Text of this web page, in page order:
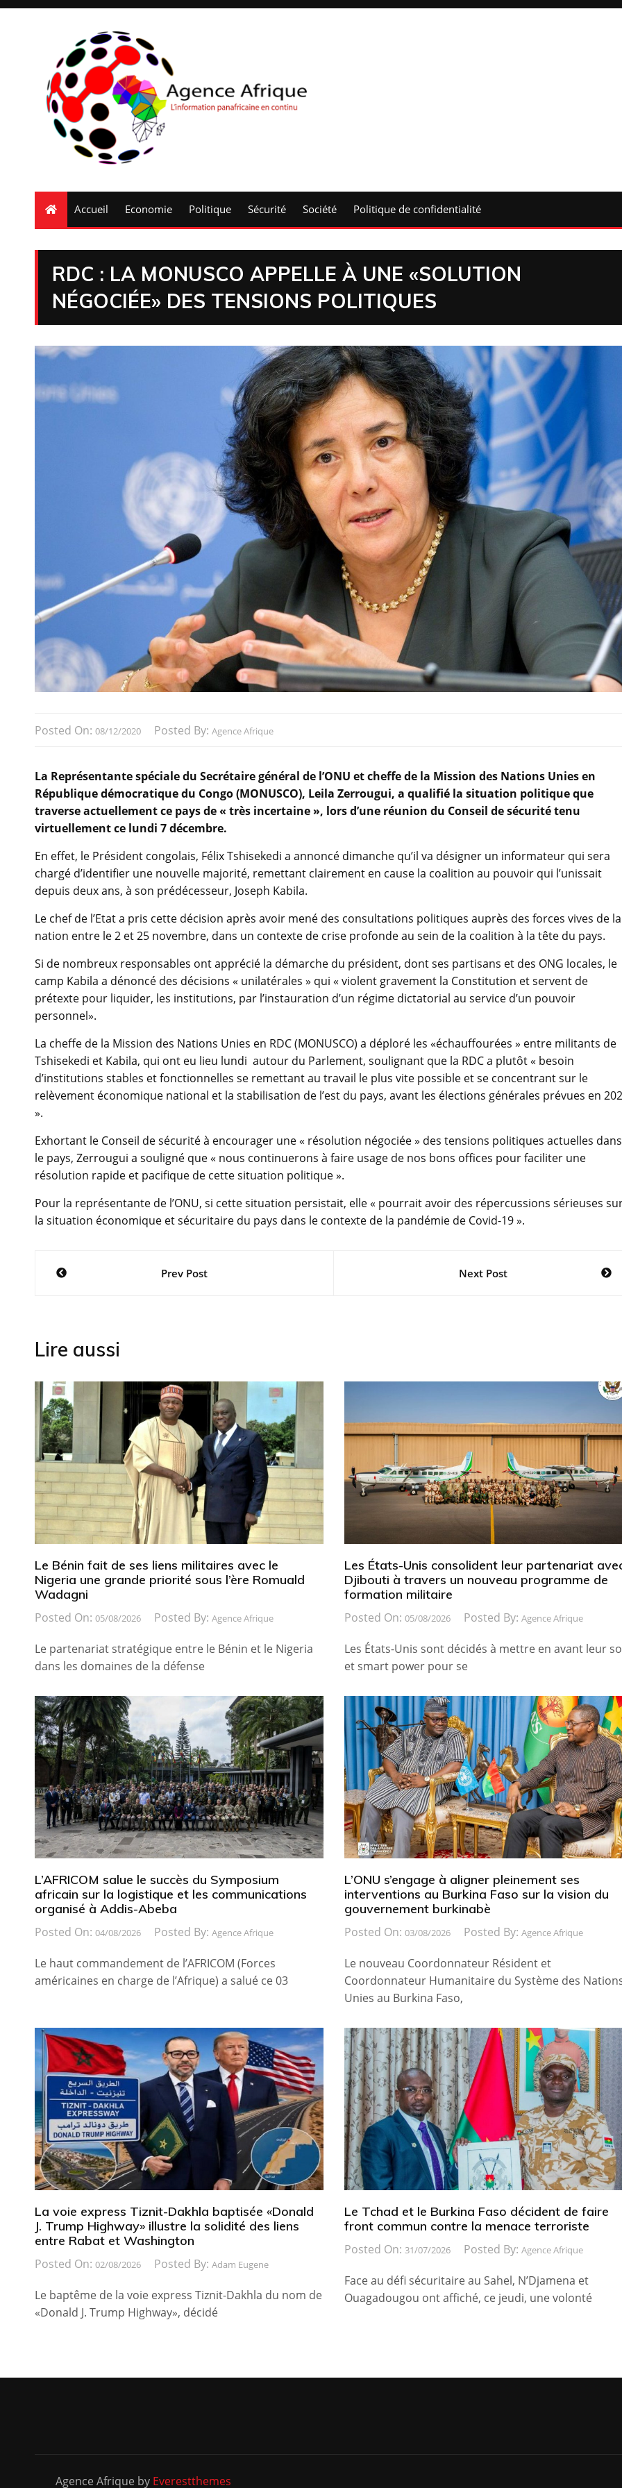
Accueil Economie Politique Sécurité Société Politique de confidentialité
RDC : LA MONUSCO APPELLE À UNE «SOLUTION
NÉGOCIÉE» DES TENSIONS POLITIQUES
Posted On: 08/12/2020 Posted By: Agence Afrique
La Représentante spéciale du Secrétaire général de l’ONU et cheffe de la Mission des Nations Unies en
République démocratique du Congo (MONUSCO), Leila Zerrougui, a qualifié la situation politique que
traverse actuellement ce pays de « très incertaine », lors d’une réunion du Conseil de sécurité tenu
virtuellement ce lundi 7 décembre.
En effet, le Président congolais, Félix Tshisekedi a annoncé dimanche qu’il va désigner un informateur qui sera
chargé d’identifier une nouvelle majorité, remettant clairement en cause la coalition au pouvoir qui l’unissait
depuis deux ans, à son prédécesseur, Joseph Kabila.
Le chef de l’Etat a pris cette décision après avoir mené des consultations politiques auprès des forces vives de la
nation entre le 2 et 25 novembre, dans un contexte de crise profonde au sein de la coalition à la tête du pays.
Si de nombreux responsables ont apprécié la démarche du président, dont ses partisans et des ONG locales, le
camp Kabila a dénoncé des décisions « unilatérales » qui « violent gravement la Constitution et servent de
prétexte pour liquider, les institutions, par l’instauration d’un régime dictatorial au service d’un pouvoir
personnel».
La cheffe de la Mission des Nations Unies en RDC (MONUSCO) a déploré les «échauffourées » entre militants de
Tshisekedi et Kabila, qui ont eu lieu lundi autour du Parlement, soulignant que la RDC a plutôt « besoin
d’institutions stables et fonctionnelles se remettant au travail le plus vite possible et se concentrant sur le
relèvement économique national et la stabilisation de l’est du pays, avant les élections générales prévues en
».
Exhortant le Conseil de sécurité à encourager une « résolution négociée » des tensions politiques actuelles dans
le pays, Zerrougui a souligné que « nous continuerons à faire usage de nos bons offices pour faciliter une
résolution rapide et pacifique de cette situation politique ».
Pour la représentante de l’ONU, si cette situation persistait, elle « pourrait avoir des répercussions sérieuses
la situation économique et sécuritaire du pays dans le contexte de la pandémie de Covid-19 ».
NavigationPrev Post Next Post
Lire aussi
Le Bénin fait de ses liens militaires avec le
Nigeria une grande priorité sous l’ère Romuald
Wadagni
Posted On: 05/08/2026 Posted By: Agence Afrique
Le partenariat stratégique entre le Bénin et le Nigeria
dans les domaines de la défense
Les États-Unis consolident leur partenariat
Djibouti à travers un nouveau programme de
formation militaire
Posted On: 05/08/2026 Posted By: Agence Afrique
Les États-Unis sont décidés à mettre en avant leur
et smart power pour se
L’AFRICOM salue le succès du Symposium
africain sur la logistique et les communications
organisé à Addis-Abeba
Posted On: 04/08/2026 Posted By: Agence Afrique
Le haut commandement de l’AFRICOM (Forces
américaines en charge de l’Afrique) a salué ce 03
L’ONU s’engage à aligner pleinement ses
interventions au Burkina Faso sur la vision du
gouvernement burkinabè
Posted On: 03/08/2026 Posted By: Agence Afrique
Le nouveau Coordonnateur Résident et
Coordonnateur Humanitaire du Système des
Unies au Burkina Faso,
La voie express Tiznit-Dakhla baptisée «Donald
J. Trump Highway» illustre la solidité des liens
entre Rabat et Washington
Posted On: 02/08/2026 Posted By: Adam Eugene
Le baptême de la voie express Tiznit-Dakhla du nom de
«Donald J. Trump Highway», décidé
Le Tchad et le Burkina Faso décident de faire
front commun contre la menace terroriste
Posted On: 31/07/2026 Posted By: Agence Afrique
Face au défi sécuritaire au Sahel, N’Djamena et
Ouagadougou ont affiché, ce jeudi, une volonté
Agence Afrique by Everestthemes